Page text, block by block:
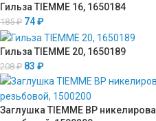
Гильза TIEMME 16, 1650184
185₽ 74₽
Гильза TIEMME 20, 1650189
208₽ 83 ₽
Заглушка TIEMME ВР